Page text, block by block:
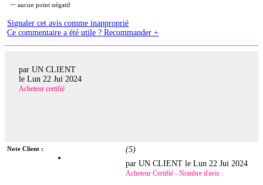
aucun point négatif
Signaler cet avis comme inapproprié
Ce commentaire a été utile ? Recommander +
par UN CLIENT
le Lun 22 Jui 2024
Acheteur certifié
Note Client : (5)
par UN CLIENT leLun 22 Jui 2024
Acheteur Certifié - Nombre d'avis :